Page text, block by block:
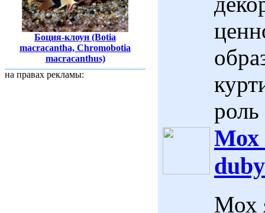
Боция-клоун (Botia
macracantha, Chromobotia
macracanthus)
на правах рекламы:
роль
Мох
Мох